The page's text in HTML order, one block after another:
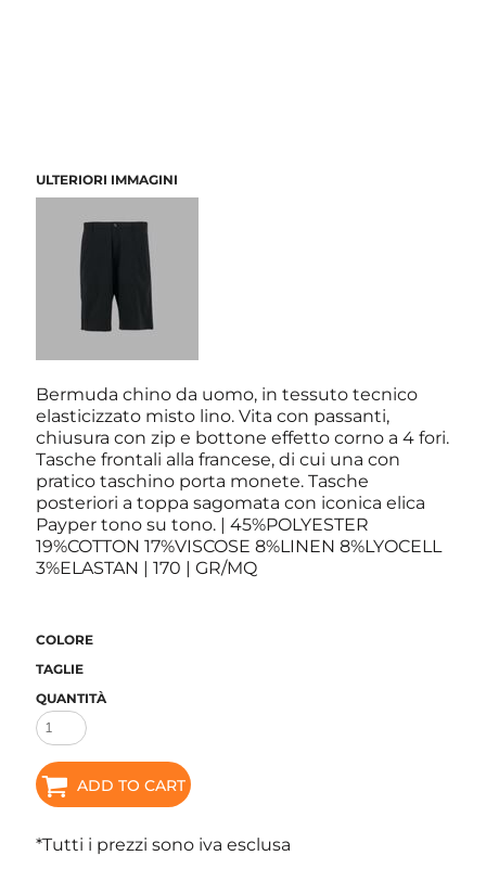
ULTERIORI IMMAGINI
Bermuda chino da uomo, in tessuto tecnico
elasticizzato misto lino. Vita con passanti,
chiusura con zip e bottone effetto corno a 4 fori.
Tasche frontali alla francese, di cui una con
pratico taschino porta monete. Tasche
posteriori a toppa sagomata con iconica elica
Payper tono su tono. | 45%POLYESTER
19%COTTON 17%VISCOSE 8%LINEN 8%LYOCELL
3%ELASTAN | 170 | GR/MQ
COLORE
TAGLIE
QUANTITÀ
ADD TO CART
*Tutti i prezzi sono iva esclusa